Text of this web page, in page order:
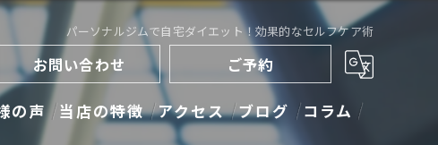
パーソナルジムで自宅ダイエット！効果的なセルフケア術
お問い合わせ ご予約
の声 当店の特徴 アクセス ブログ コラム